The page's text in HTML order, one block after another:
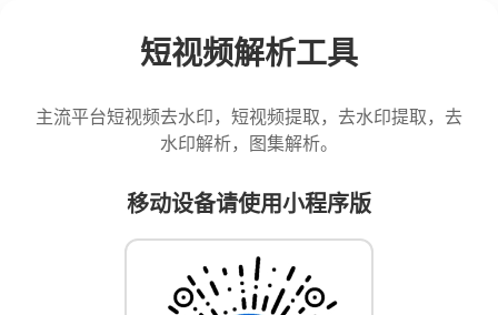
短视频解析工具
主流平台短视频去水印，短视频提取，去水印提取，去
水印解析，图集解析。
移动设备请使用小程序版